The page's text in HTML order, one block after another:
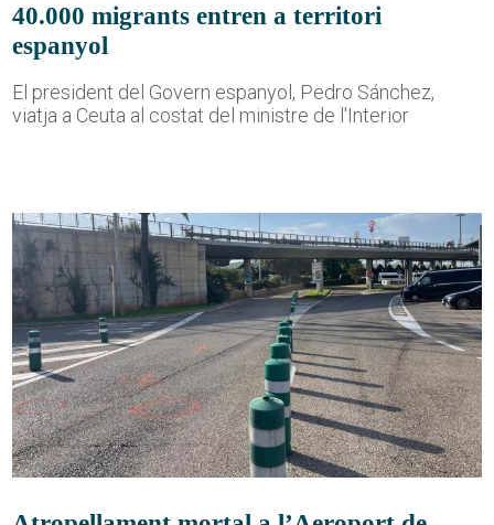
40.000 migrants entren a territori
espanyol
El president del Govern espanyol, Pedro Sánchez,
viatja a Ceuta al costat del ministre de l'Interior